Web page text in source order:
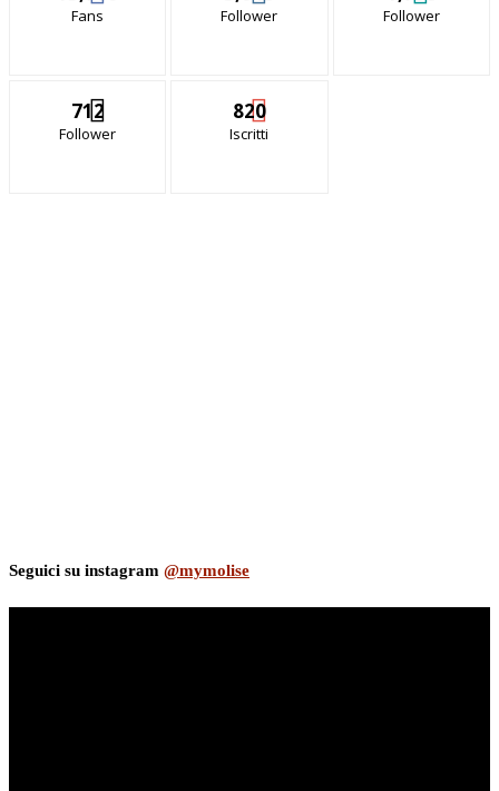
Fans Follower Follower
712
Follower
820
Iscritti
Seguici su instagram @mymolise